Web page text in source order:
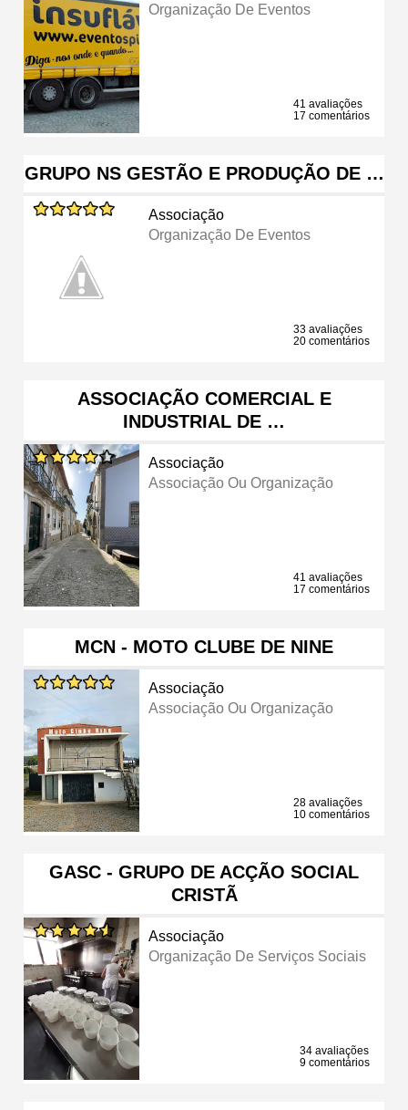
Organização De Eventos
41 avaliações
17 comentários
GRUPO NS GESTÃO E PRODUÇÃO DE …
Associação
Organização De Eventos
33 avaliações
20 comentários
ASSOCIAÇÃO COMERCIAL E
INDUSTRIAL DE …
Associação
Associação Ou Organização
41 avaliações
17 comentários
MCN - MOTO CLUBE DE NINE
Associação
Associação Ou Organização
28 avaliações
10 comentários
GASC - GRUPO DE ACÇÃO SOCIAL
CRISTÃ
Associação
Organização De Serviços Sociais
34 avaliações
9 comentários